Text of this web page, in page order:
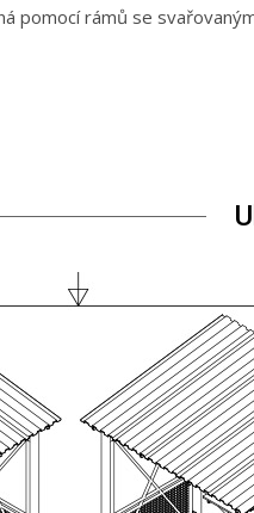
pomocí rámů se